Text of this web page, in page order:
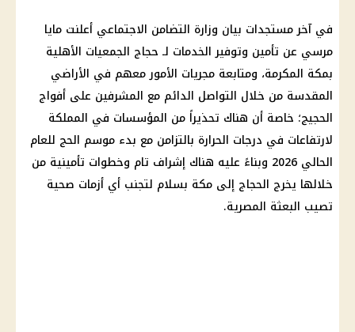
في آخر مستجدات بيان وزارة التضامن الاجتماعي أعلنت مايا
مرسي عن تأمين وتوفير الخدمات لـ حجاج الجمعيات الأهلية
بمكة المكرمة، ومتابعة مجريات الأمور معهم في الأراضي
المقدسة من خلال التواصل الدائم مع المشرفين على أفواج
الحجيج؛ خاصة أن هناك تحذيراً من المؤسسات في المملكة
لارتفاعات في درجات الحرارة بالتزامن مع بدء موسم الحج للعام
الحالي 2026 وبناءً عليه هناك إشراف تام وخطوات تأمينية من
خلالها يخرج الحجاج إلى مكة بسلام لتجنب أي أزمات صحية
تصيب البعثة المصرية.